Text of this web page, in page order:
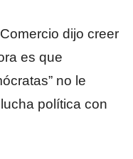
dijo creer
es que
no le
política con